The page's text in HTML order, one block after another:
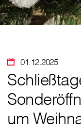
01.12.2025
um